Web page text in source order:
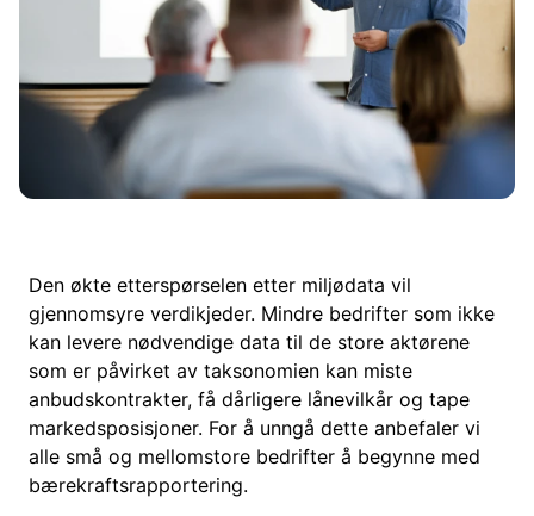
Den økte etterspørselen etter miljødata vil
gjennomsyre verdikjeder. Mindre bedrifter som ikke
kan levere nødvendige data til de store aktørene
som er påvirket av taksonomien kan miste
anbudskontrakter, få dårligere lånevilkår og tape
markedsposisjoner. For å unngå dette anbefaler vi
alle små og mellomstore bedrifter å begynne med
bærekraftsrapportering.